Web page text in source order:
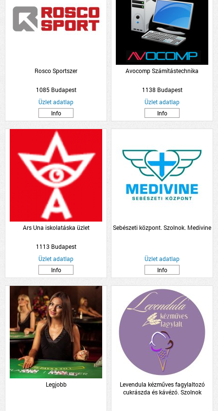
Rosco Sportszer
1085 Budapest
Üzlet adatlap
Info
Avocomp Számítástechnika
1138 Budapest
Üzlet adatlap
Info
Ars Una iskolatáska üzlet
1113 Budapest
Üzlet adatlap
Info
Sebészeti központ. Szolnok. Medivine
Üzlet adatlap
Info
Legjobb
Levendula kézműves fagylaltozó
cukrászda és kávézó. Szolnok